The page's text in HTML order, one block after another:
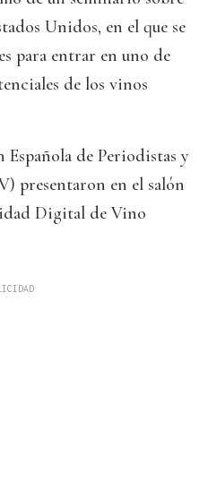
Unidos, en el que se
para entrar en uno de
de los vinos
de Periodistas y
presentaron en el salón
Digital de Vino